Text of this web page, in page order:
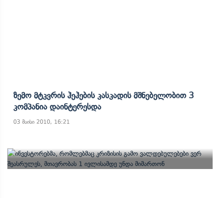
Ზემო Მტკვრის Ჰეჰების Კასკადის Მშნებელობით 3
Კომპანია Დაინტერესდა
03 მაისი 2010, 16:21